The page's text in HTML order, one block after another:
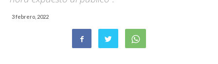
3 febrero, 2022